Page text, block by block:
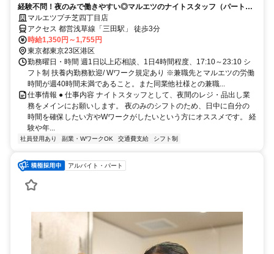
経験不問！夜のみで働きやすい◎マルエツのナイトスタッフ（パート・
アルバイト）求人
マルエツプチ芝四丁目店
アクセス 都営浅草線「三田駅」 徒歩3分
時給1,350円～1,755円
東京都東京23区港区
勤務曜日・時間 週1日以上応相談、1日4時間程度、17:10～23:10 シ
フト制 扶養内勤務歓迎/ Wワーク規定あり ※兼職先とマルエツの労働
時間が週40時間未満であること。また同業他社様との兼職...
仕事情報 ● 仕事内容 ナイトスタッフとして、夜間のレジ・品出し業
務をメインにお願いします。 夜のみのシフトのため、日中に自分の
時間を確保したい方やWワークがしたいという方にオススメです。 経
験や年...
社員登用あり 副業・WワークOK 交通費支給 シフト制
アルバイト・パート